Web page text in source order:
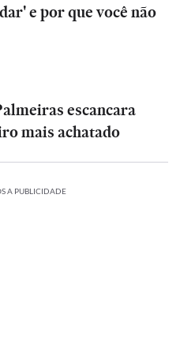
e por que você não
escancara
mais achatado
A PUBLICIDADE